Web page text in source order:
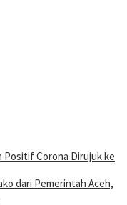
Positif Corona Dirujuk ke
dari Pemerintah Aceh,